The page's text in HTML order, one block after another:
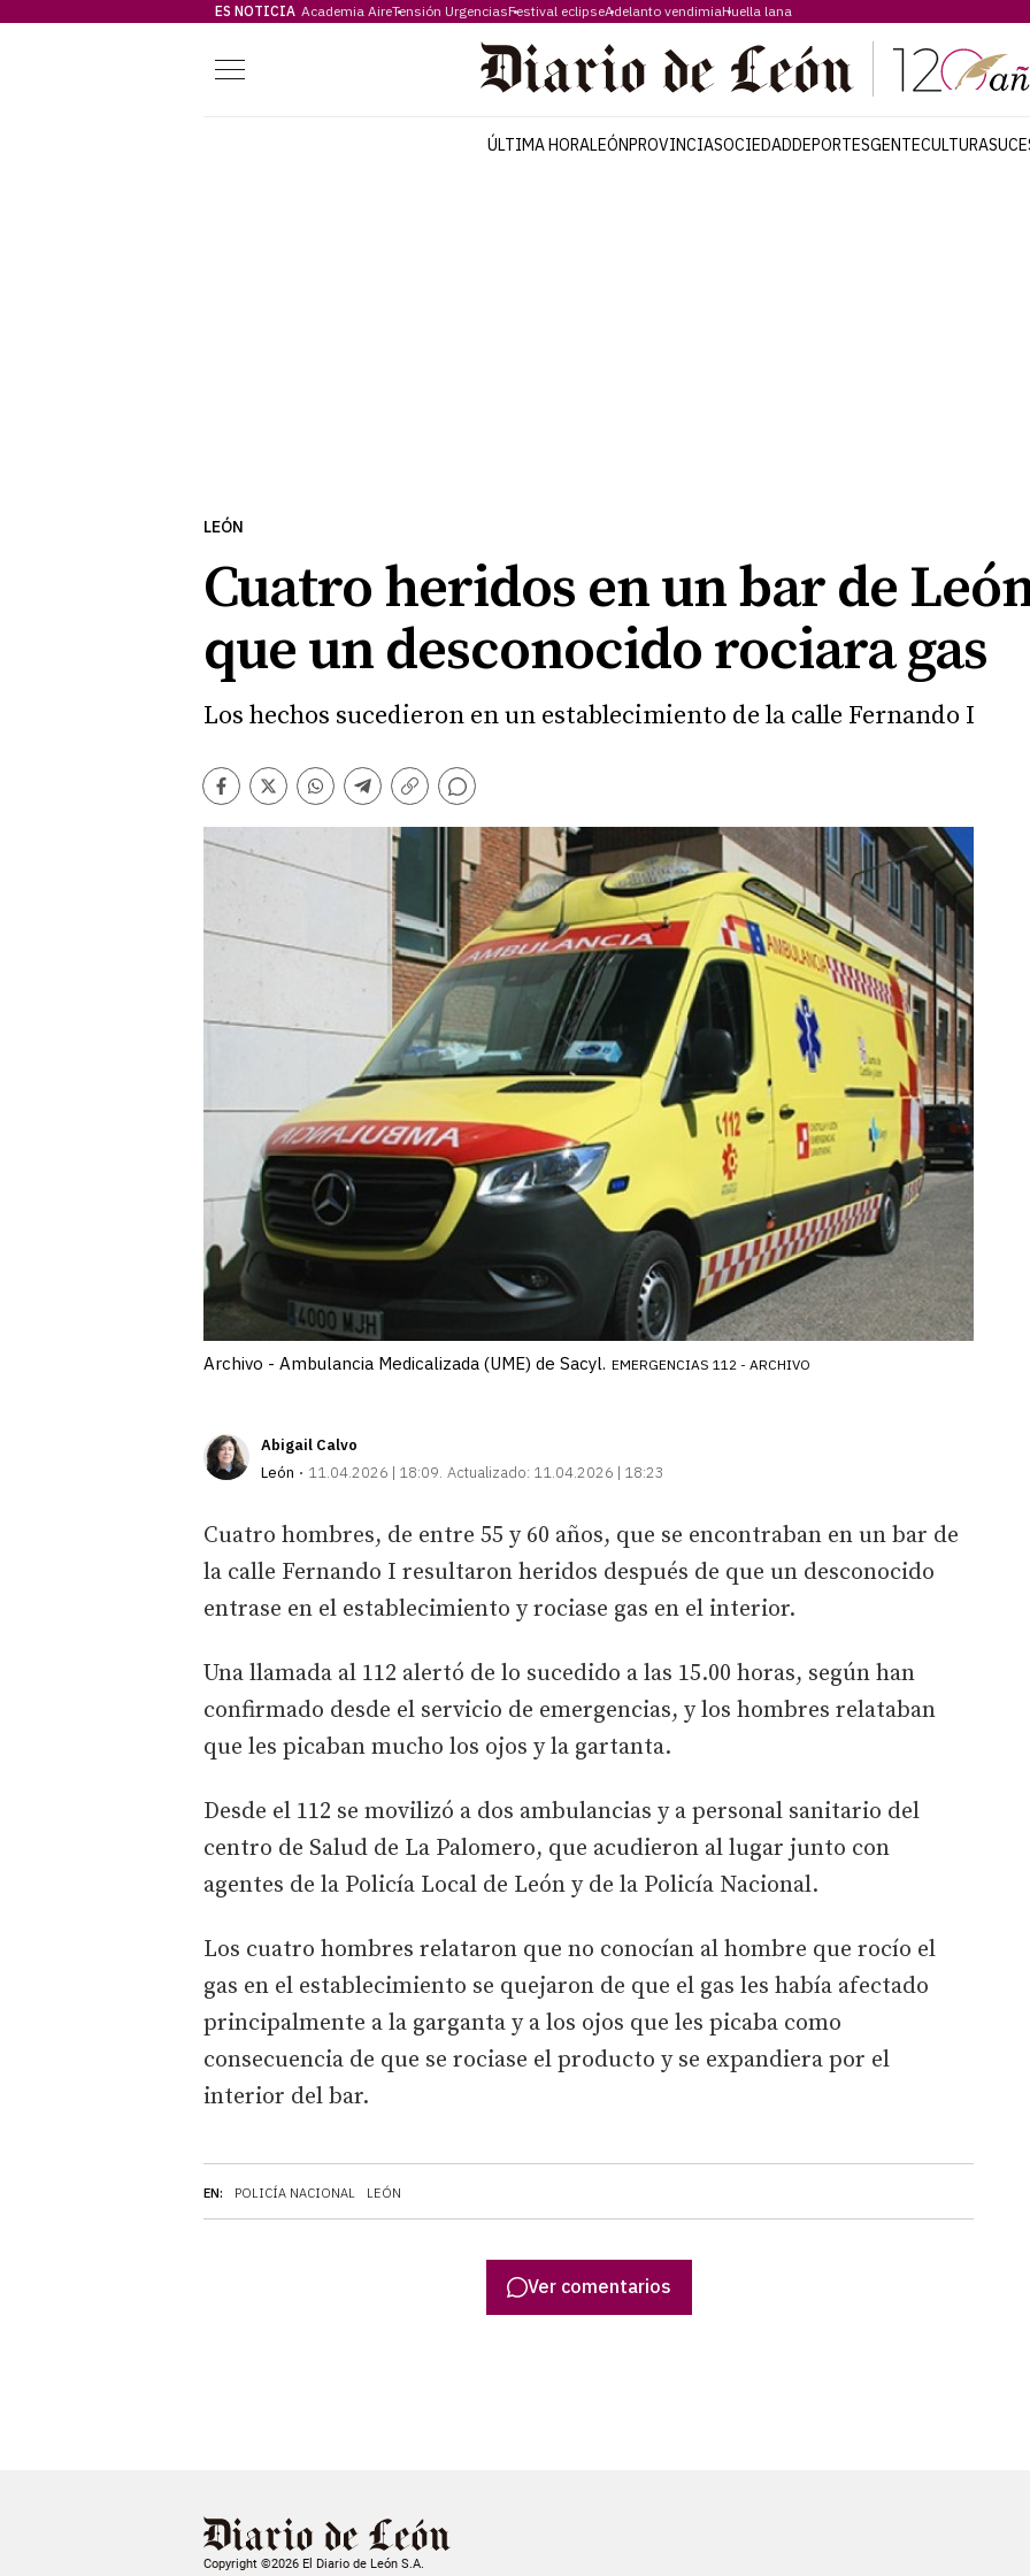
ES NOTICIA Academia AireTensión UrgenciasFestival eclipseAdelanto vendimiaHuella lana
Menú
ÚLTIMA HORALEÓNPROVINCIASOCIEDADDEPORTESGENTECULTURA
LEÓN
Cuatro heridos en un bar de
que un desconocido rociara gas
Los hechos sucedieron en un establecimiento de la calle Fernando I
Facebook
TwitterWhatsapp
Telegram
Copiar
enlace
Comentarios
Archivo - Ambulancia Medicalizada (UME) de Sacyl. EMERGENCIAS 112 - ARCHIVO
Abigail Calvo
León
11.04.2026 | 18:09 Actualizado: 11.04.2026 | 18:23
EN: POLICÍA NACIONAL LEÓN
Cuatro hombres, de entre 55 y 60 años, que se encontraban en un bar de
la calle Fernando I resultaron heridos después de que un desconocido
entrase en el establecimiento y rociase gas en el interior.
Una llamada al 112 alertó de lo sucedido a las 15.00 horas, según han
confirmado desde el servicio de emergencias, y los hombres relataban
que les picaban mucho los ojos y la gartanta.
Desde el 112 se movilizó a dos ambulancias y a personal sanitario del
centro de Salud de La Palomero, que acudieron al lugar junto con
agentes de la Policía Local de León y de la Policía Nacional.
Los cuatro hombres relataron que no conocían al hombre que rocío el
gas en el establecimiento se quejaron de que el gas les había afectado
principalmente a la garganta y a los ojos que les picaba como
consecuencia de que se rociase el producto y se expandiera por el
interior del bar.
Ver comentarios
Copyright ©2026 El Diario de León S.A.